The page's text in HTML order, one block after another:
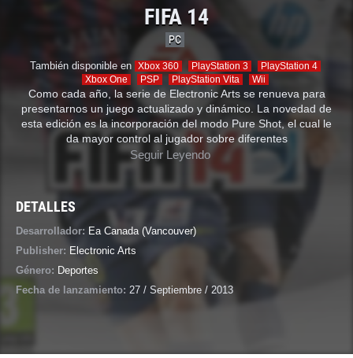
FIFA 14
PC
También disponible en Xbox 360 PlayStation 3
PlayStation 4
Xbox One
PSP PlayStation Vita Wii
Como cada año, la serie de Electronic Arts se renueva para
presentarnos un juego actualizado y dinámico. La novedad de
esta edición es la incorporación del modo Pure Shot, el cual le
da mayor control al jugador sobre diferentes
Seguir Leyendo
DETALLES
Desarrollador: Ea Canada (vancouver)
Publisher: Electronic Arts
Género: Deportes
Fecha de lanzamiento: 27 / Septiembre / 2013